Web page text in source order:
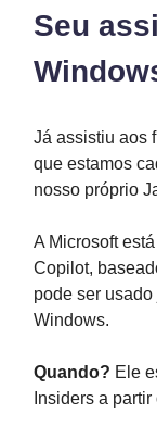
Seu
Já assistiu aos
que estamos
nosso próprio
A Microsoft está
Copilot,
pode ser
Windows.
Quando? Ele
Insiders a